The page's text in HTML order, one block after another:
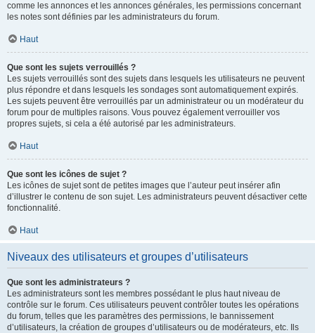
comme les annonces et les annonces générales, les permissions concernant
les notes sont définies par les administrateurs du forum.
Haut
Que sont les sujets verrouillés ?
Les sujets verrouillés sont des sujets dans lesquels les utilisateurs ne peuvent
plus répondre et dans lesquels les sondages sont automatiquement expirés.
Les sujets peuvent être verrouillés par un administrateur ou un modérateur du
forum pour de multiples raisons. Vous pouvez également verrouiller vos
propres sujets, si cela a été autorisé par les administrateurs.
Haut
Que sont les icônes de sujet ?
Les icônes de sujet sont de petites images que l’auteur peut insérer afin
d’illustrer le contenu de son sujet. Les administrateurs peuvent désactiver cette
fonctionnalité.
Haut
Niveaux des utilisateurs et groupes d’utilisateurs
Que sont les administrateurs ?
Les administrateurs sont les membres possédant le plus haut niveau de
contrôle sur le forum. Ces utilisateurs peuvent contrôler toutes les opérations
du forum, telles que les paramètres des permissions, le bannissement
d’utilisateurs, la création de groupes d’utilisateurs ou de modérateurs, etc. Ils